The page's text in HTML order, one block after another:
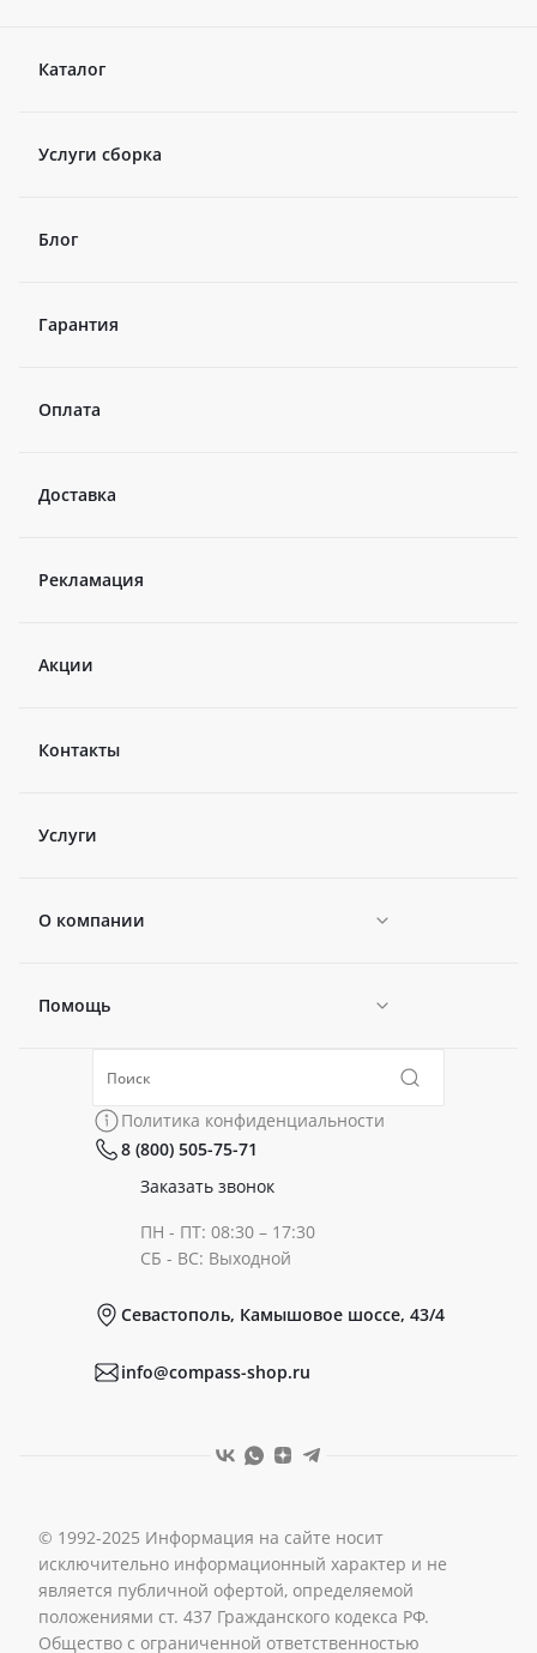
Каталог
Услуги сборка
Блог
Гарантия
Оплата
Доставка
Рекламация
Акции
Контакты
Услуги
О компании
Новости
Политика конфиденциальности
Помощь
Коллекции
Политика конфиденциальности
8 (800) 505-75-71
Заказать звонок
ПН - ПТ: 08:30 – 17:30
СБ - ВС: Выходной
Севастополь, Камышовое шоссе, 43/4
info@compass-shop.ru
© 1992-2025 Информация на сайте носит
исключительно информационный характер и не
является публичной офертой, определяемой
положениями ст. 437 Гражданского кодекса РФ.
Общество с ограниченной ответственностью